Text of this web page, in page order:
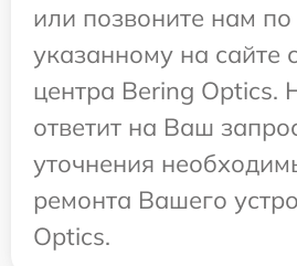
или позвоните нам
указанному на сайте
центра Bering Optics.
ответит на Ваш
уточнения
ремонта Вашего
Optics.